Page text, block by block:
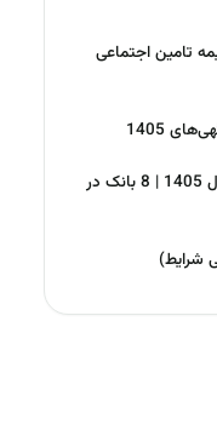
تامین اجتماعی
1405
استخدام بانک بدون آزمون در سال 1405 | 8 بانک در
شرایط)